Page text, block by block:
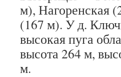
м), Нагоренская
(167 м). У д.
высокая пуга
высота 264 м,
м.